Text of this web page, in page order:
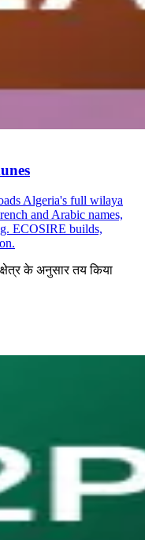
Algeria's full wilaya
and Arabic names,
ECOSIRE builds,
के अनुसार तय किया